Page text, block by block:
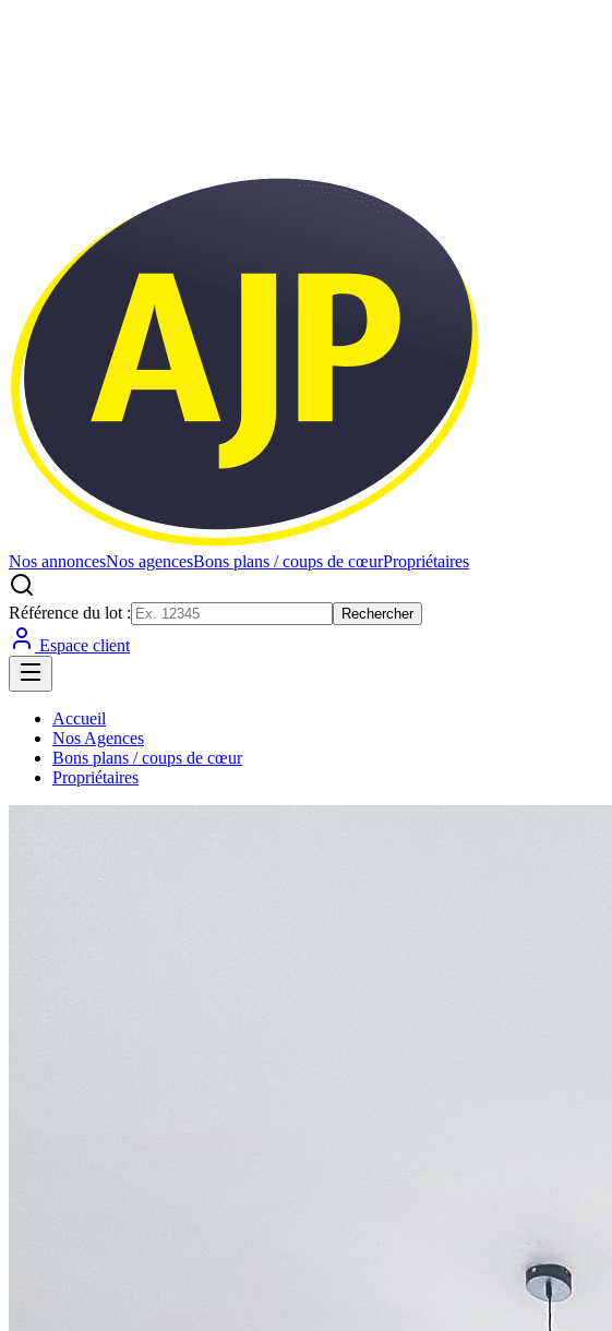
Nos annoncesNos agencesBons plans / coups de cœurPropriétaires
Référence du lot : Rechercher
Espace client
Accueil
Nos Agences
Bons plans / coups de cœur
Propriétaires